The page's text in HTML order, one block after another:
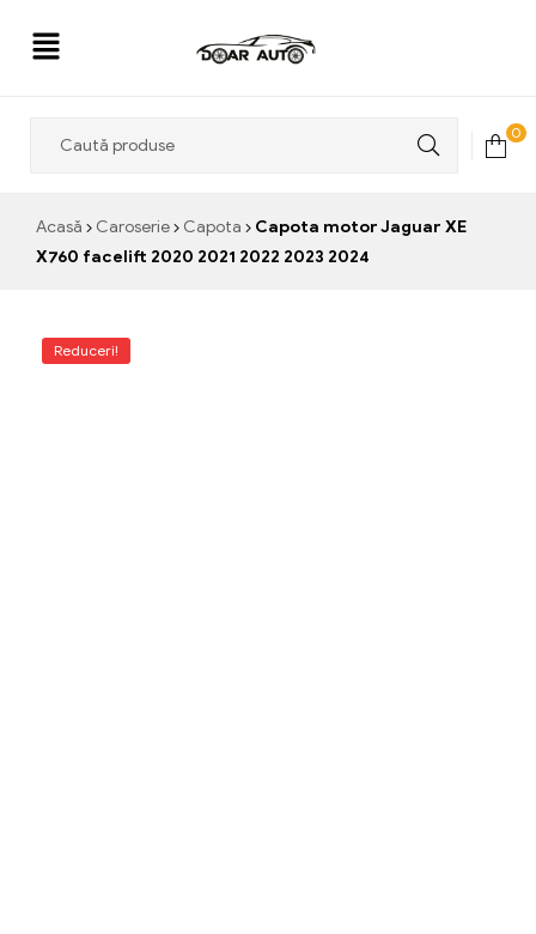
0
Acasă Caroserie Capota
Capota motor Jaguar XE
X760 facelift 2020 2021 2022 2023 2024
Reduceri!